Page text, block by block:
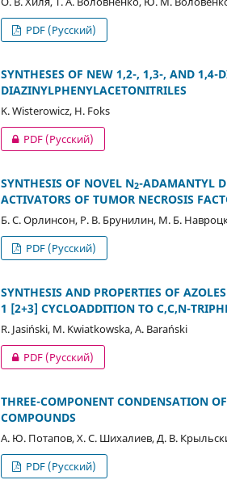
PDF (Русский)
SYNTHESES OF NEW 1,2-, 1,3-, AND 1,4-
DIAZINYLPHENYLACETONITRILES
K. Wisterowicz, H. Foks
PDF (Русский)
SYNTHESIS OF NOVEL N2-ADAMANTYL
ACTIVATORS OF TUMOR NECROSIS
Б. С. Орлинсон, Р. В. Брунилин, М. Б.
PDF (Русский)
SYNTHESIS AND PROPERTIES OF
1 [2+3] CYCLOADDITION TO C,C,N-
R. Jasiński, M. Kwiatkowska, A. Barański
PDF (Русский)
THREE-COMPONENT CONDENSATION
COMPOUNDS
А. Ю. Потапов, Х. С. Шихалиев, Д. В.
PDF (Русский)